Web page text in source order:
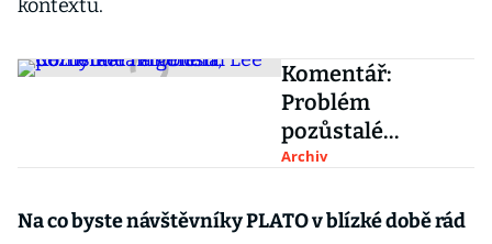
kontextu.
Komentář:
Problém
pozůstalé
minulosti, Černý
Archiv
Na co byste návštěvníky PLATO v blízké době rád